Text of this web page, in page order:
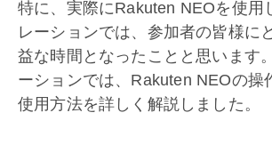
特に、実際にRakuten NEOを使用
レーションでは、参加者の皆様に
益な時間となったことと思います
ーションでは、Rakuten NEOの操
使用方法を詳しく解説しました。